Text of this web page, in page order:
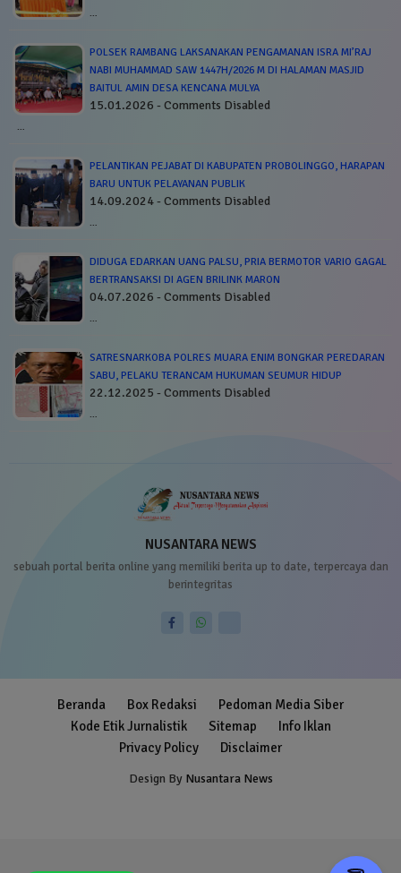
…
POLSEK RAMBANG LAKSANAKAN PENGAMANAN ISRA MI’RAJ
NABI MUHAMMAD SAW 1447H/2026 M DI HALAMAN MASJID
BAITUL AMIN DESA KENCANA MULYA
15.01.2026 - Comments Disabled
…
PELANTIKAN PEJABAT DI KABUPATEN PROBOLINGGO, HARAPAN
BARU UNTUK PELAYANAN PUBLIK
14.09.2024 - Comments Disabled
…
DIDUGA EDARKAN UANG PALSU, PRIA BERMOTOR VARIO GAGAL
BERTRANSAKSI DI AGEN BRILINK MARON
04.07.2026 - Comments Disabled
…
SATRESNARKOBA POLRES MUARA ENIM BONGKAR PEREDARAN
SABU, PELAKU TERANCAM HUKUMAN SEUMUR HIDUP
22.12.2025 - Comments Disabled
…
NUSANTARA NEWS
sebuah portal berita online yang memiliki berita up to date, terpercaya dan
berintegritas
Design By Nusantara News
Beranda Box Redaksi
Pedoman Media Siber
Kode Etik Jurnalistik
Sitemap
Info Iklan
Privacy Policy
Disclaimer